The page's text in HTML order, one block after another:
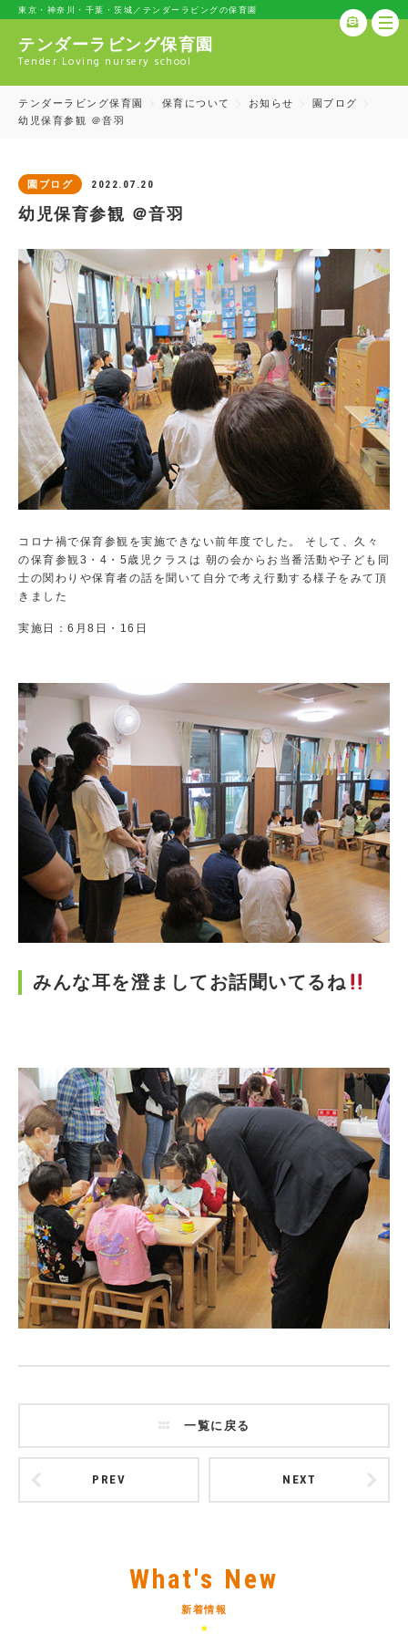
東京・神奈川・千葉・茨城／テンダーラビングの保育園
テンダーラビング保育園
Tender Loving nursery school
テンダーラビング保育園 保育について お知らせ
園ブログ
幼児保育参観 ＠音羽
園ブログ 2022.07.20
幼児保育参観 ＠音羽
コロナ禍で保育参観を実施できない前年度でした。 そして、久々
の保育参観3・4・5歳児クラスは 朝の会からお当番活動や子ども同
士の関わりや保育者の話を聞いて自分で考え行動する様子をみて頂
きました
実施日： 6月8日・16日
みんな耳を澄ましてお話聞いてるね
PREV
一覧に戻る
NEXT
What's New
新着情報